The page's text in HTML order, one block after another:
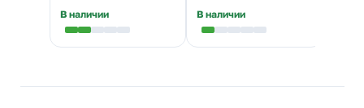
В наличии В наличии